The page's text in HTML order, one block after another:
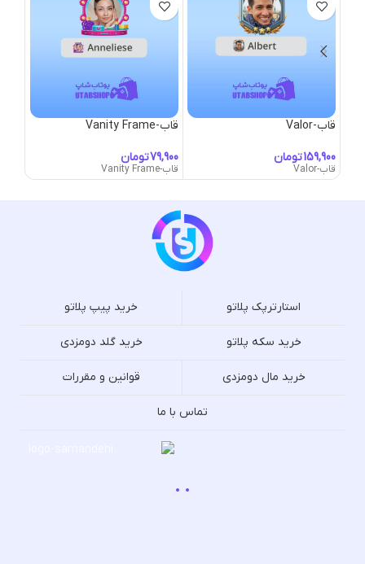
قاب-Valor
تومان
قاب-Valor
قاب-Vanity Frame
تومان
قاب-Vanity Frame
استارترپک پلاتو خرید پیپ پلاتو
خرید سکه پلاتو خرید گلد دومزدی
خرید مال دومزدی قوانین و مقررات
تماس با ما